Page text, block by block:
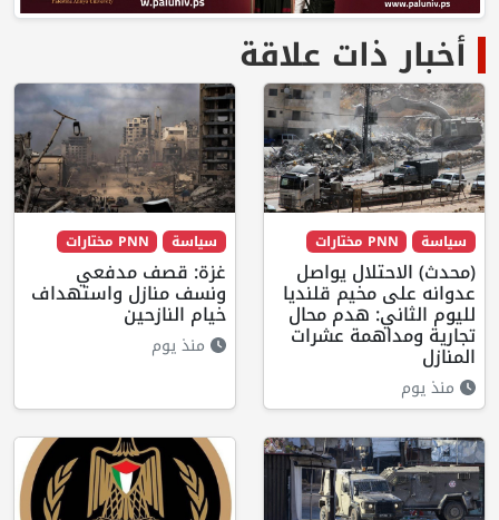
أخبار ذات علاقة
سياسة PNN مختارات
(محدث) الاحتلال يواصل
عدوانه على مخيم قلنديا
لليوم الثاني: هدم محال
تجارية ومداهمة عشرات
المنازل
منذ يوم
سياسة PNN مختارات
غزة: قصف مدفعي
ونسف منازل واستهداف
خيام النازحين
منذ يوم